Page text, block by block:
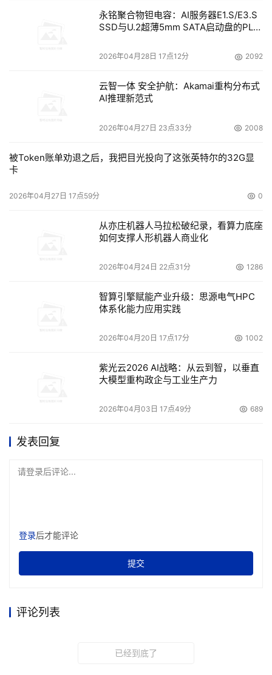
与内网的连接。转而发起对外网的非TCP/IP协议的数据连
后，立即进行TCP/IP的封装和应用协议的封装，并交给系
接，恢复到完全隔离状态。
三个过程。由于这些规则都是在内存和内核力完成的，因此
速度上有保证，可以达到100%的总线处理能力。
网在同一时间最多只有一个同隔离设备建立非TCP/IP协议
物理隔离的好处是明显的，即使外网在最坏的情况下，内网
不会有任何破坏。修复外网系统也非常容易。
本文来源于DOIT传媒，文章内容仅供参考，不构成投资建议。
永铭聚合物钽电容：AI服务器E1.S/E3.S
SSD与U.2超薄5mm SATA启动盘的PLP
2026年04月28日 17点12分 2092
云智一体 安全护航：Akamai重构分布式
AI推理新范式
2026年04月27日 23点33分 2008
被Token账单劝退之后，我把目光投向了这张英特尔的32G显
卡
2026年04月27日 17点59分 0
从亦庄机器人马拉松破纪录，看算力底座
如何支撑人形机器人商业化
2026年04月24日 22点31分 1286
智算引擎赋能产业升级：思源电气HPC
体系化能力应用实践
2026年04月20日 17点17分 1002
紫光云2026 AI战略：从云到智，以垂直
大模型重构政企与工业生产力
2026年04月03日 17点49分 689
发表回复
请登录后评论...
登录后才能评论
提交
评论列表
已经到底了